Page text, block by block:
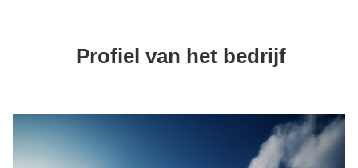
Profiel van het bedrijf